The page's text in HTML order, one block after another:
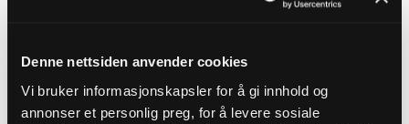
Denne nettsiden anvender cookies
Vi bruker informasjonskapsler for å gi innhold og
annonser et personlig preg, for å levere sosiale